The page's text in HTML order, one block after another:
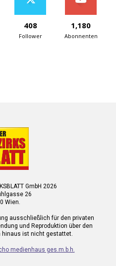
408
Follower
1,180
Abonnenten
GmbH 2026
26
Wien.
ausschließlich für den privaten
und Reproduktion über den
hinaus ist nicht gestattet.
medienhaus ges.m.b.h.